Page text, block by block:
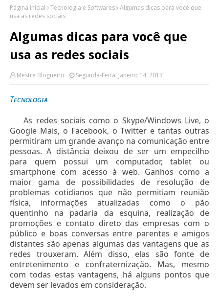
Página inicial Tecnologia e Softwares Algumas dicas para você que
usa as redes sociais
Algumas dicas para você que
usa as redes sociais
Mestre Blogueiro Segunda-Feira, Janeiro 14, 2013
Tecnologia
As redes sociais como o Skype/Windows Live, o
Google Mais, o Facebook, o Twitter e tantas outras
permitiram um grande avanço na comunicação entre
pessoas. A distância deixou de ser um empecilho
para quem possui um computador, tablet ou
smartphone com acesso à web. Ganhos como a
maior gama de possibilidades de resolução de
problemas cotidianos que não permitiam reunião
física, informações atualizadas como o pão
quentinho na padaria da esquina, realização de
promoções e contato direto das empresas com o
público e boas conversas entre parentes e amigos
distantes são apenas algumas das vantagens que as
redes trouxeram. Além disso, elas são fonte de
entretenimento e confraternização. Mas, mesmo
com todas estas vantagens, há alguns pontos que
devem ser levados em consideração.